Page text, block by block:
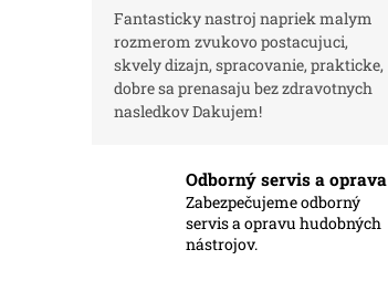
Fantasticky nastroj napriek malym
rozmerom zvukovo postacujuci,
skvely dizajn, spracovanie, prakticke,
dobre sa prenasaju bez zdravotnych
nasledkov Dakujem!
Odborný servis a oprava
Zabezpečujeme odborný
servis a opravu hudobných
nástrojov.